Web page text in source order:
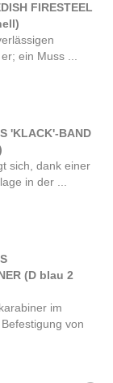
FIRESTEEL
ein Muss ...
'KLACK'-BAND
sich, dank einer
in der ...
(D blau 2
im
von